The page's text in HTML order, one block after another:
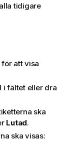
tidigare
att visa
i fältet eller dra
ska
Lutad.
ska visas: